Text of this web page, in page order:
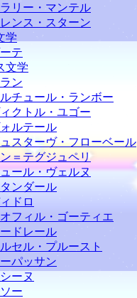
リー・マンテル
ンス・スターン
学
テ
文学
ン
チュール・ランボー
クトル・ユゴー
ルテール
スターヴ・フローベール
＝テグジュペリ
ール・ヴェルヌ
ンダール
ドロ
フィル・ゴーティエ
ドレール
セル・プルースト
パッサン
ーヌ
ー